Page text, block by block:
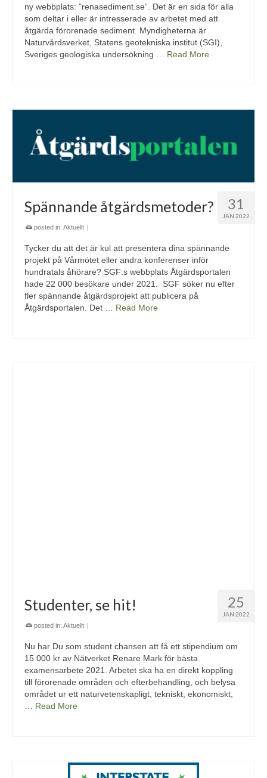
ny webbplats: ”renasediment.se”. Det är en sida för alla
som deltar i eller är intresserade av arbetet med att
åtgärda förorenade sediment. Myndigheterna är
Naturvårdsverket, Statens geotekniska institut (SGI),
Sveriges geologiska undersökning … Read More
31
JAN 2022
Spännande åtgärdsmetoder?
posted in: Aktuellt
Tycker du att det är kul att presentera dina spännande
projekt på Vårmötet eller andra konferenser inför
hundratals åhörare? SGF:s webbplats Åtgärdsportalen
hade 22 000 besökare under 2021. SGF söker nu efter
fler spännande åtgärdsprojekt att publicera på
Åtgärdsportalen. Det … Read More
25
JAN 2022
Studenter, se hit!
posted in: Aktuellt
Nu har Du som student chansen att få ett stipendium om
15 000 kr av Nätverket Renare Mark för bästa
examensarbete 2021. Arbetet ska ha en direkt koppling
till förorenade områden och efterbehandling, och belysa
området ur ett naturvetenskapligt, tekniskt, ekonomiskt,
… Read More